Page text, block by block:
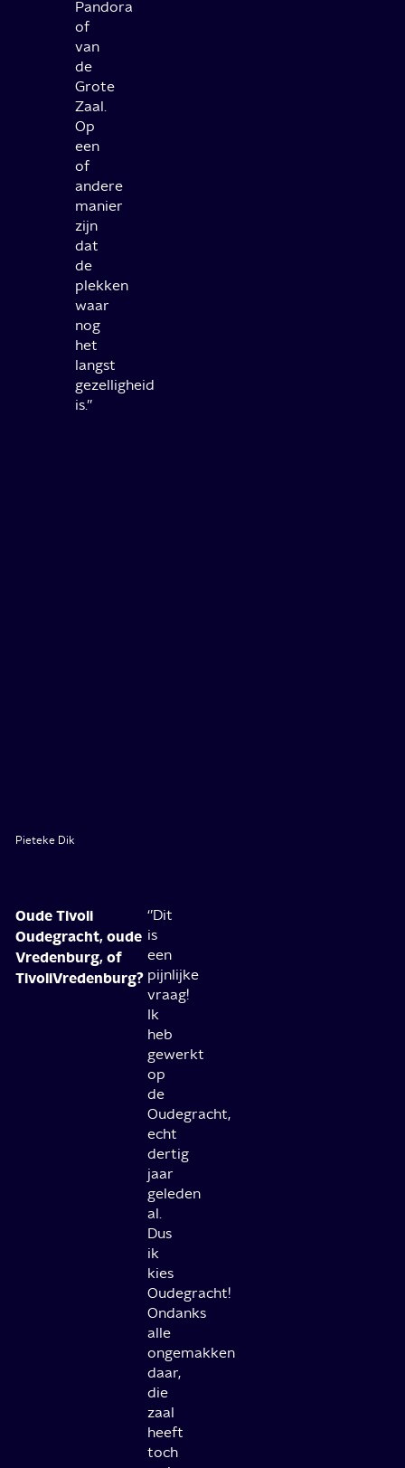
Pandora
of
van
de
Grote
Zaal.
Op
een
of
andere
manier
zijn
dat
de
plekken
waar
nog
het
langst
gezelligheid
is.’’
Pieteke Dik
Oude Tivoli
Oudegracht, oude
Vredenburg, of
TivoliVredenburg?
‘’Dit
is
een
pijnlijke
vraag!
Ik
heb
gewerkt
op
de
Oudegracht,
echt
dertig
jaar
geleden
al.
Dus
ik
kies
Oudegracht!
Ondanks
alle
ongemakken
daar,
die
zaal
heeft
toch